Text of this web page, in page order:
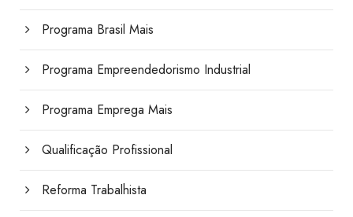
Programa Brasil Mais
Programa Empreendedorismo Industrial
Programa Emprega Mais
Qualificação Profissional
Reforma Trabalhista